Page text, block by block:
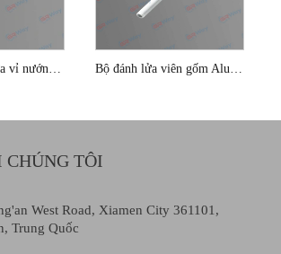
TÔI
West Road, Xiamen City 361101,
Trung Quốc